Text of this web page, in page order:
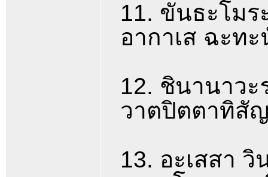
11. ขันธะโม
อากาเส ฉะท
12. ชินานาวะ
วาตปิตตาทิสั
13. อะเสสา